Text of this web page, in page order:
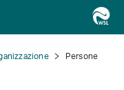
Persone